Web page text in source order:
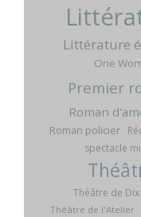
Littérature
One
Premier
Roman
Roman policier
spectacle
Théâtre de
Théâtre de l'Atelier